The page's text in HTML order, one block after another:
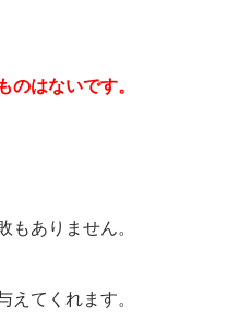
のはないです。
もありません。
てくれます。